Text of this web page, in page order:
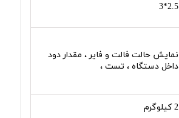
2.5*3
نمایش حالت فالت و فایر ، مقدار دود
داخل دستگاه ، تست ،
2 کیلوگرم